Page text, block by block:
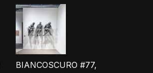
BIANCOSCURO #77,